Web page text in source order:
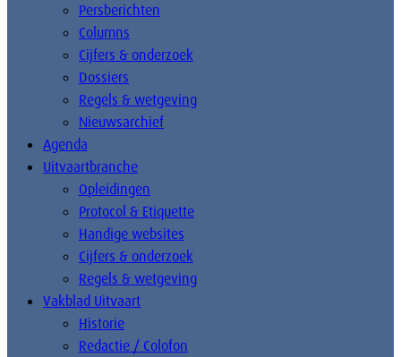
Persberichten
Columns
Cijfers & onderzoek
Dossiers
Regels & wetgeving
Nieuwsarchief
Agenda
Uitvaartbranche
Opleidingen
Protocol & Etiquette
Handige websites
Cijfers & onderzoek
Regels & wetgeving
Vakblad Uitvaart
Historie
Redactie / Colofon